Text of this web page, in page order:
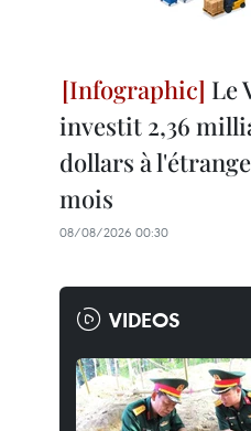
Le
investit 2,36
dollars à
mois
08/08/2026 00:30
VIDEOS